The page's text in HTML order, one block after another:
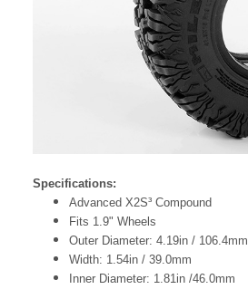
Specifications:
Advanced X2S³ Compound
Fits 1.9" Wheels
Outer Diameter: 4.19in / 106.4mm
Width: 1.54in / 39.0mm
Inner Diameter: 1.81in /46.0mm